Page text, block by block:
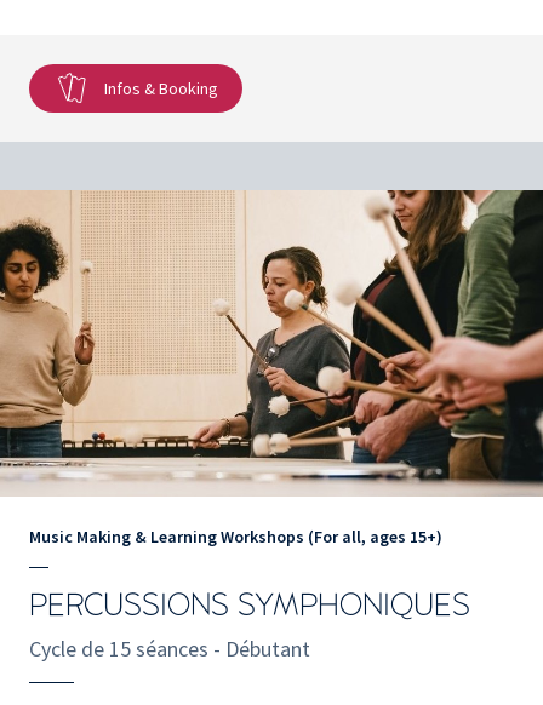
Infos & Booking
Music Making & Learning Workshops (For all, ages 15+)
PERCUSSIONS SYMPHONIQUES
Cycle de 15 séances - Débutant